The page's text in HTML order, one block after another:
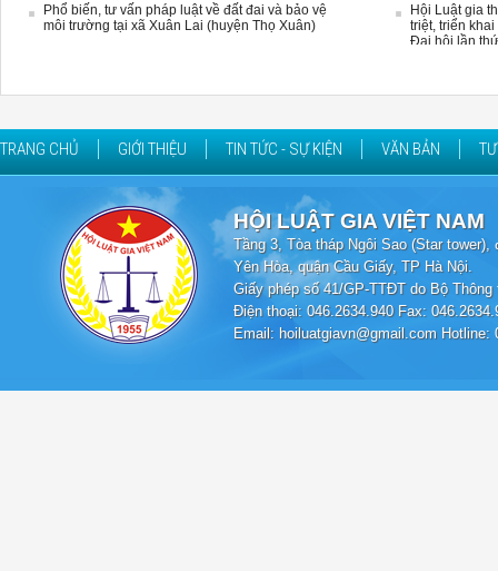
Phổ biến, tư vấn pháp luật về đất đai và bảo vệ
môi trường tại xã Xuân Lai (huyện Thọ Xuân)
Hội Luật gia
triệt, triển
Đại hội lần
TRANG CHỦ GIỚI THIỆU TIN TỨC - SỰ KIỆN VĂN BẢN
HỘI LUẬT GIA VIỆT NAM
Tầng 3, Tòa tháp Ngôi Sao (Star
Yên Hòa, quận Cầu Giấy, TP Hà Nội.
Giấy phép số 41/GP-TTĐT do Bộ
Điện thoại: 046.2634.940 Fax:
Email: hoiluatgiavn@gmail.com Hotline: